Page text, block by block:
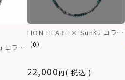
コラボ
LION HEART × SunKu コラボ
ネックレス/2024年モデ
22,000 税込
（0）